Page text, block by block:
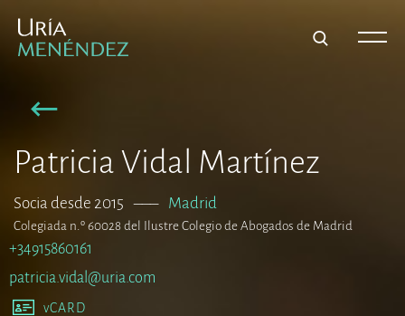
Patricia Vidal Martínez
Socia desde 2015 ––– Madrid
Colegiada n.º 60028 del Ilustre Colegio de Abogados de Madrid
+34915860161
patricia.vidal@uria.com
vCARD